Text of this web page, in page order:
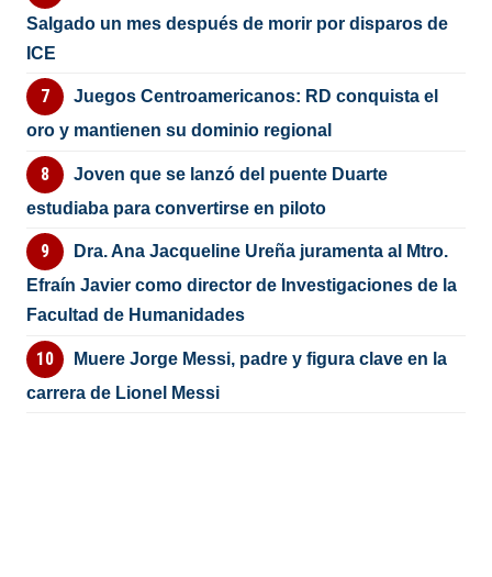
Salgado un mes después de morir por disparos de
ICE
Juegos Centroamericanos: RD conquista el
oro y mantienen su dominio regional
Joven que se lanzó del puente Duarte
estudiaba para convertirse en piloto
Dra. Ana Jacqueline Ureña juramenta al Mtro.
Efraín Javier como director de Investigaciones de la
Facultad de Humanidades
Muere Jorge Messi, padre y figura clave en la
carrera de Lionel Messi